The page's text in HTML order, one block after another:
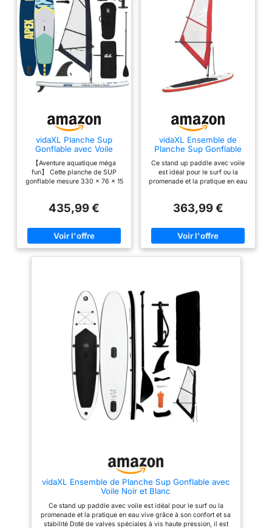
vidaXL Planche Sup
Gonflable avec Voile
APEX 330 x 76 x 15 cm
Bleu
【Aventure aquatique méga
fun】 Cette planche de SUP
gonflable mesure 330 x 76 x 15
paddle à la planche à voile.
aux UV, elle est faite pour durer
au soleil. Parfaite pour les
aventuriers sur les océans, lacs
pack de SUP, vous recevez une
pompe manuelle avec
manomètre, une pagaie en
aluminium, des ailerons
amovibles et un sac de
transport. Tous ces accessoires
rendent l'installation rapide et le
transport super facile, afin que
vous soyez prêt à vous éclater à
tout moment. 【Design multi-
usage】 Passez facilement du
paddle à la planche à voile
avec cette planche innovante.
Elle s'adapte à tous vos besoins
de loisirs, que vous vouliez
extérieure faite pour ça】
planche résiste aux UV pour un
usage fiable dans des
en rivière, lac ou océan, elle
assure une performance stable
435,99 €
vidaXL Ensemble de
Planche Sup Gonflable
Blanc
Ce stand up paddle avec voile
est idéal pour le surf ou la
promenade et la pratique en eau
spéciales à vis haute pression,
et à dégonfler Deux ailerons
préfixés et un aileron amovible
sont durables pour résister aux
conçue avec un niveau de
courbe parfait, ce qui augmente
sa rigidité pour une conduite
363,99 €
vidaXL Ensemble de Planche Sup Gonflable avec
Voile Noir et Blanc
Ce stand up paddle avec voile est idéal pour le surf ou la
promenade et la pratique en eau vive grâce à son confort et sa
stabilité Doté de valves spéciales à vis haute pression, il est